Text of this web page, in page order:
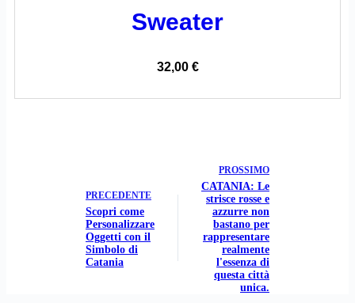
Sweater
32,00 €
PRECEDENTE
Scopri come
Personalizzare
Oggetti con il
Simbolo di
Catania
PROSSIMO
CATANIA: Le
strisce rosse e
azzurre non
bastano per
rappresentare
realmente
l'essenza di
questa città
unica.